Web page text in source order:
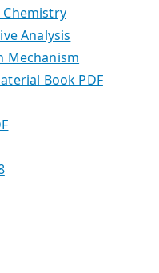
Chemistry
Analysis
Mechanism
Book PDF